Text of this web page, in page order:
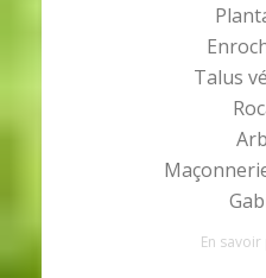
Talus
En